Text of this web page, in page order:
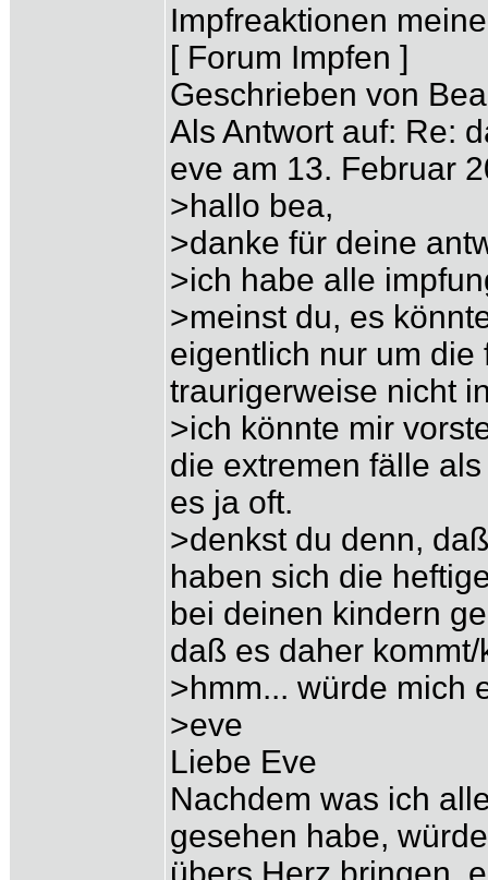
Impfreaktionen
[ Forum Impfen ]
Geschrieben von
Als Antwort auf: Re:
eve am 13. Februar
>hallo bea,
>danke für deine
>ich habe alle
>meinst du, es
eigentlich nur um
traurigerweise nicht
>ich könnte mir
die extremen fälle
es ja oft.
>denkst du denn,
haben sich die
bei deinen kindern
daß es daher kommt/
>hmm... würde mich
>eve
Liebe Eve
Nachdem was ich
gesehen habe,
übers Herz bringen,